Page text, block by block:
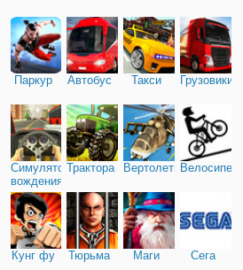
Паркур Автобус Такси Грузовики
Симулятор
вождения
Трактора ВертолетыВелосипед
Кунг фу Тюрьма Маги Сега